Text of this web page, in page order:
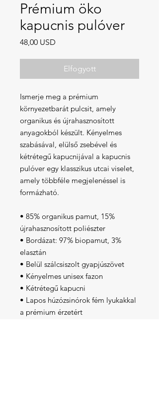
Prémium öko
kapucnis pulóver
48,00 USD
Elfogyott
Ismerje meg a prémium
környezetbarát pulcsit, amely
organikus és újrahasznosított
anyagokból készült. Kényelmes
szabásával, elülső zsebével és
kétrétegű kapucnijával a kapucnis
pulóver egy klasszikus utcai viselet,
amely többféle megjelenéssel is
formázható.
• 85% organikus pamut, 15%
újrahasznosított poliészter
• Bordázat: 97% biopamut, 3%
elasztán
• Belül szálcsiszolt gyapjúszövet
• Kényelmes unisex fazon
• Kétrétegű kapucni
• Lapos húzózsinórok fém lyukakkal
a prémium érzetért